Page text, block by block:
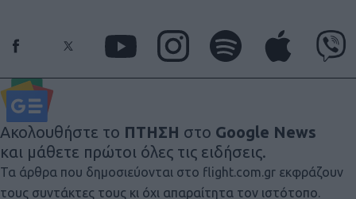
Ακολουθήστε το ΠΤΗΣΗ στο Google News
και μάθετε πρώτοι όλες τις ειδήσεις.
Τα άρθρα που δημοσιεύονται στο flight.com.gr εκφράζουν
τους συντάκτες τους κι όχι απαραίτητα τον ιστότοπο.